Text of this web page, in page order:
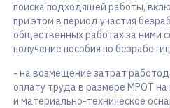
поиска подходящей работы,
при этом в период участия
общественных работах за ними
получение пособия по
- на возмещение затрат
оплату труда в размере МРОТ
и материально-техническое